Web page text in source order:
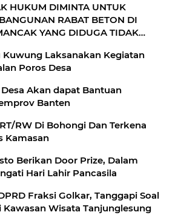
HUKUM DIMINTA UNTUK
RABAT BETON DI
YANG DIDUGA TIDAK
Kuwung Laksanakan Kegiatan
Poros Desa
Akan dapat Bantuan
Banten
Kamasan
Hari Lahir Pancasila
Fraksi Golkar, Tanggapi Soal
Kawasan Wisata Tanjunglesung